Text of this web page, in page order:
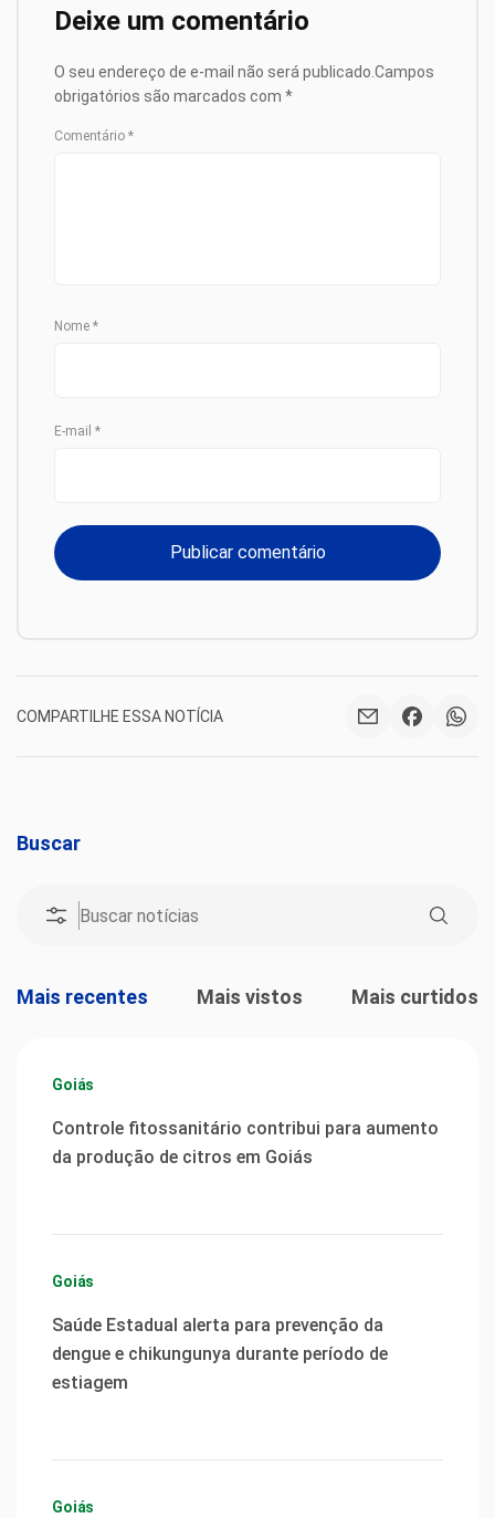
Deixe um comentário
O seu endereço de e-mail não será publicado.Campos
obrigatórios são marcados com *
Comentário *
Nome *
E-mail *
COMPARTILHE ESSA NOTÍCIA
Buscar
Mais recentes Mais vistos Mais curtidos
Goiás
Controle fitossanitário contribui para aumento
da produção de citros em Goiás
Goiás
Saúde Estadual alerta para prevenção da
dengue e chikungunya durante período de
estiagem
Goiás